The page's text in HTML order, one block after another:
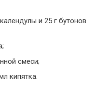
и 25 г бутонов
смеси;
кипятка.